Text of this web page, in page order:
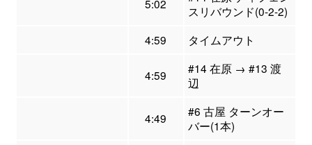
5:02
スリバウンド(0-2-2)
4:59
タイムアウト
4:59
#14 在原 → #13 渡
辺
4:49
#6 古屋 ターンオー
バー(1本)